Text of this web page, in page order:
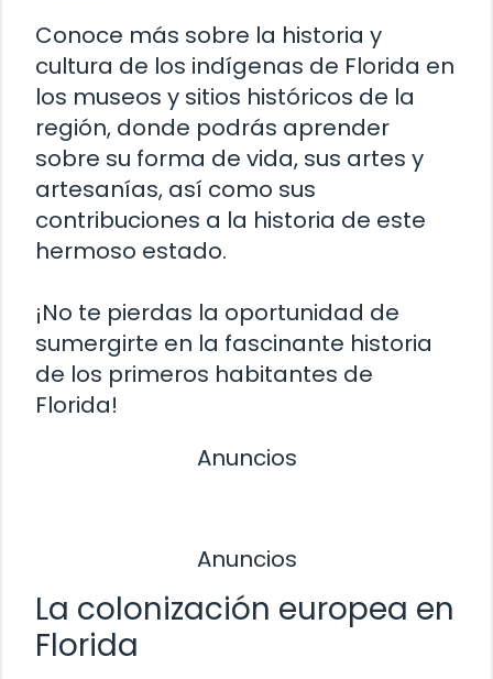
Conoce más sobre la historia y
cultura de los indígenas de Florida en
los museos y sitios históricos de la
región, donde podrás aprender
sobre su forma de vida, sus artes y
artesanías, así como sus
contribuciones a la historia de este
hermoso estado.
¡No te pierdas la oportunidad de
sumergirte en la fascinante historia
de los primeros habitantes de
Florida!
Anuncios
Anuncios
La colonización europea en
Florida